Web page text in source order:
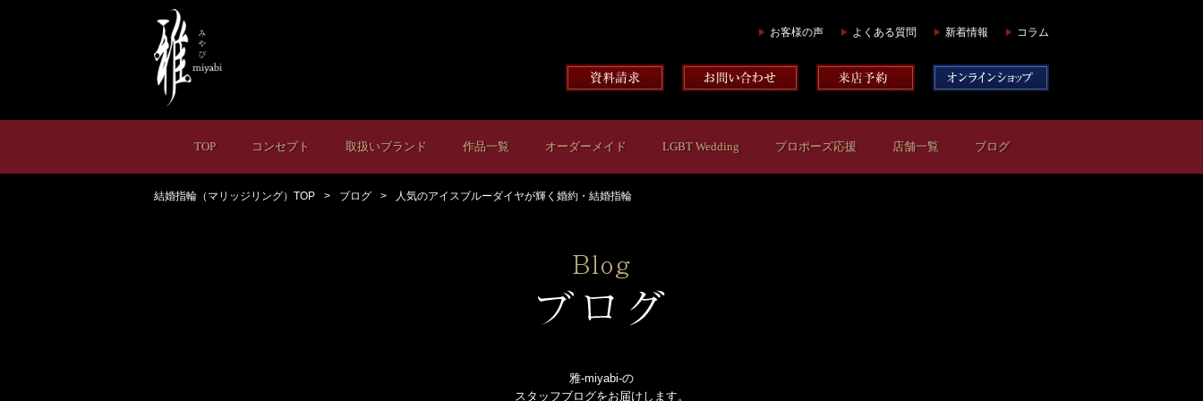
お客様の声 よくある質問 新着情報 コラム
TOP コンセプト 取扱いブランド 作品一覧 オーダーメイド LGBT Wedding プロポーズ応援 店舗一覧 ブログ
結婚指輪（マリッジリング）TOP ブログ 人気のアイスブルーダイヤが輝く婚約・結婚指輪
雅-miyabi-の
スタッフブログをお届けします。